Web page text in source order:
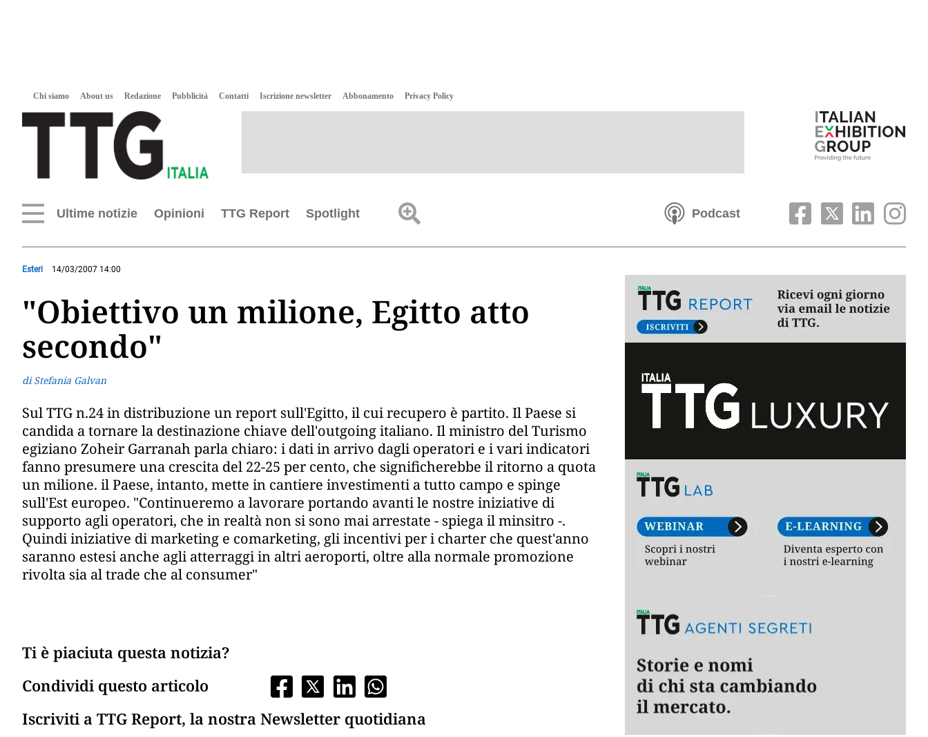
Chi siamo About us Redazione Pubblicità Contatti Iscrizione newsletter Abbonamento Privacy Policy
Ultime notizie Opinioni TTG Report Spotlight Podcast
Esteri 14/03/2007 14:00
"Obiettivo un milione, Egitto atto
secondo"
di Stefania Galvan
Sul TTG n.24 in distribuzione un report sull'Egitto, il cui recupero è partito. Il Paese si
candida a tornare la destinazione chiave dell'outgoing italiano. Il ministro del Turismo
egiziano Zoheir Garranah parla chiaro: i dati in arrivo dagli operatori e i vari indicatori
fanno presumere una crescita del 22-25 per cento, che significherebbe il ritorno a quota
un milione. il Paese, intanto, mette in cantiere investimenti a tutto campo e spinge
sull'Est europeo. "Continueremo a lavorare portando avanti le nostre iniziative di
supporto agli operatori, che in realtà non si sono mai arrestate - spiega il minsitro -.
Quindi iniziative di marketing e comarketing, gli incentivi per i charter che quest'anno
saranno estesi anche agli atterraggi in altri aeroporti, oltre alla normale promozione
rivolta sia al trade che al consumer"
Ti è piaciuta questa notizia?
Condividi questo articolo
Iscriviti a TTG Report, la nostra Newsletter quotidiana